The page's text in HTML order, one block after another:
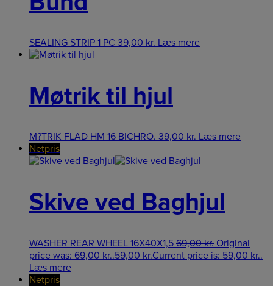
SEALING STRIP 1 PC 39,00 kr. Læs mere
Møtrik til hjul
M?TRIK FLAD HM 16 BICHRO. 39,00 kr. Læs mere
Netpris
Skive ved Baghjul
WASHER REAR WHEEL 16X40X1,5 69,00kr. Original
price was: 69,00 kr..59,00 kr.Current price is: 59,00 kr..
Læs mere
Netpris